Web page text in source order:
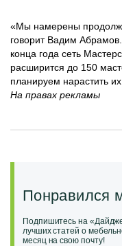
«Мы намерены
говорит Вадим
конца года сеть
расширится до 150
планируем нарастить
На правах рекламы
Понравился
Подпишитесь на
лучших статей о
месяц на свою почту!